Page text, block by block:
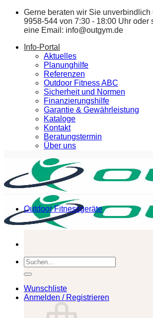
Zum
springen
Gerne beraten wir Sie unverbindlich
9958-544 von 7:30 - 18:00 Uhr oder
eine Email: info@outgym.de
Info-Portal
Aktuelles
Planunghilfe
Referenzen
Outdoor Fitness ABC
Sicherheit und Normen
Finanzierungshilfe
Garantie & Gewährleistung
Kataloge
Kontakt
Beratungstermin
Über uns
Suchen
nach:
Wunschliste
Anmelden / Registrieren
Outdoor Fitnessgeräte